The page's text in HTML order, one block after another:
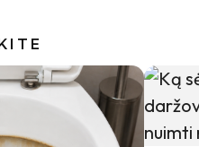
Indai po
gali būti